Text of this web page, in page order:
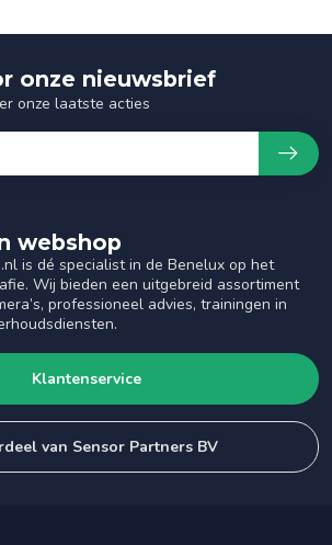
webshop
is dé specialist in de Benelux op het
Wij bieden een uitgebreid assortiment
professioneel advies, trainingen in
Klantenservice
van Sensor Partners BV
onze nieuwsbrief
onze laatste acties